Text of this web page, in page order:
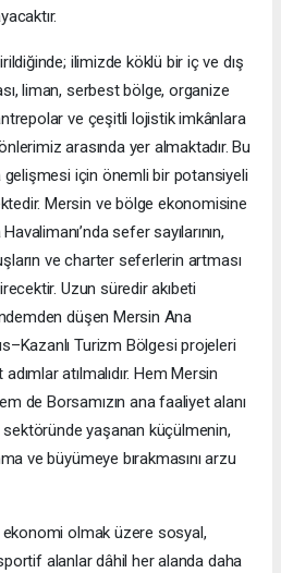
ilimizde köklü bir iç ve dış
liman, serbest bölge, organize
ve çeşitli lojistik imkânlara
arasında yer almaktadır. Bu
gelişmesi için önemli bir potansiyeli
Mersin ve bölge ekonomisine
sefer sayılarının,
ve charter seferlerin artması
Uzun süredir akıbeti
düşen Mersin Ana
Turizm Bölgesi projeleri
atılmalıdır. Hem Mersin
de Borsamızın ana faaliyet alanı
yaşanan küçülmenin,
ve büyümeye bırakmasını arzu
olmak üzere sosyal,
alanlar dâhil her alanda daha